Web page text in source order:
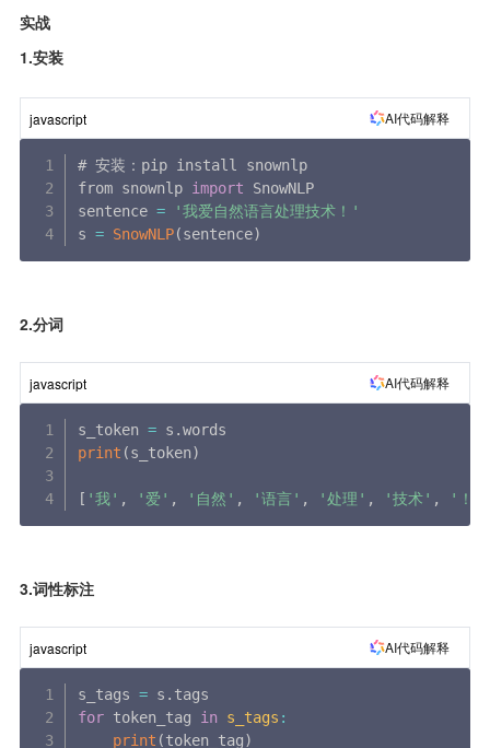
实战
1.安装
javascript AI代码解释
# 安装：pip install snownlp
from snownlp import SnowNLP
sentence =
'我爱自然语言处理技术！'
s = SnowNLP(sentence)
2.分词
javascript AI代码解释
s_token = s .
print (s_token)
[ '我' , '爱' , '自然' , '语言' , '处理' , '技术' , '！'
3.词性标注
javascript AI代码解释
s_tags = s .
for token_tag in s_tags :
print (token_tag)